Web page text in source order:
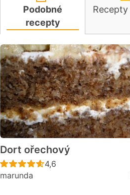
Podobné
recepty
Dort ořechový
Recept ještě nebyl
4,6
marunda